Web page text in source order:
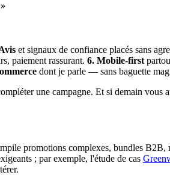
et signaux de confiance placés sans
paiement rassurant. 6. Mobile-first
dont je parle — sans baguette
une campagne. Et si demain vous
promotions complexes, bundles
; par exemple, l'étude de cas